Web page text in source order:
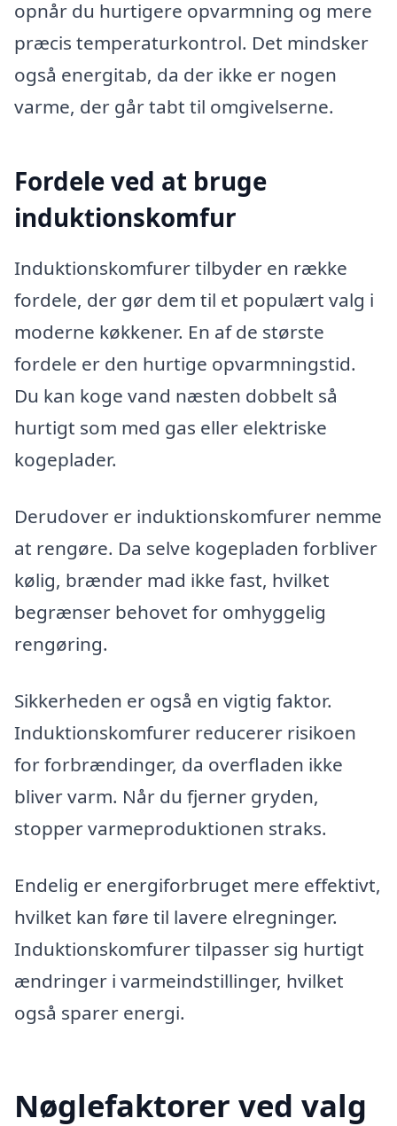
opnår du hurtigere opvarmning og mere
præcis temperaturkontrol. Det mindsker
også energitab, da der ikke er nogen
varme, der går tabt til omgivelserne.
Fordele ved at bruge
induktionskomfur
Induktionskomfurer tilbyder en række
fordele, der gør dem til et populært valg i
moderne køkkener. En af de største
fordele er den hurtige opvarmningstid.
Du kan koge vand næsten dobbelt så
hurtigt som med gas eller elektriske
kogeplader.
Derudover er induktionskomfurer nemme
at rengøre. Da selve kogepladen forbliver
kølig, brænder mad ikke fast, hvilket
begrænser behovet for omhyggelig
rengøring.
Sikkerheden er også en vigtig faktor.
Induktionskomfurer reducerer risikoen
for forbrændinger, da overfladen ikke
bliver varm. Når du fjerner gryden,
stopper varmeproduktionen straks.
Endelig er energiforbruget mere effektivt,
hvilket kan føre til lavere elregninger.
Induktionskomfurer tilpasser sig hurtigt
ændringer i varmeindstillinger, hvilket
også sparer energi.
Nøglefaktorer ved valg